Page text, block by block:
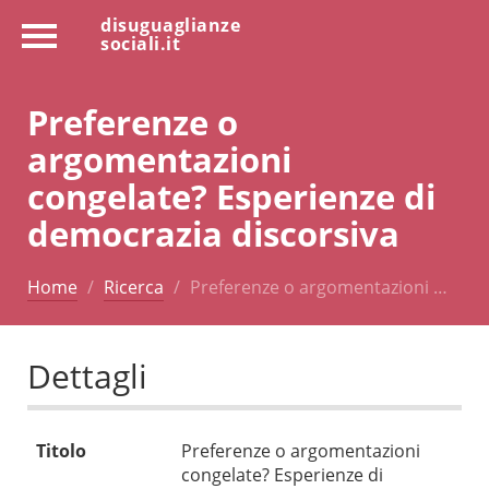
disuguaglianze
sociali.it
Preferenze o
argomentazioni
congelate? Esperienze di
democrazia discorsiva
Home Ricerca Preferenze o argomentazioni …
Dettagli
Titolo
Preferenze o argomentazioni
congelate? Esperienze di